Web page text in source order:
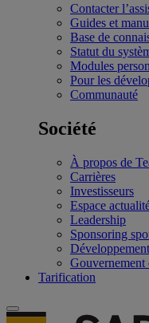
Contacter
Guides et
Base de
Statut du
Modules
Pour les
Communauté
Société
À propos de
Carrières
Investisseurs
Espace
Leadership
Sponsoring
Gouvernement
Tarification